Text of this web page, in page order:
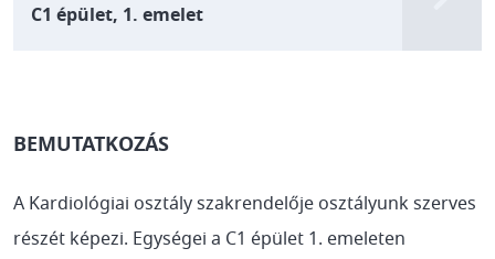
C1 épület, 1. emelet
BEMUTATKOZÁS
A Kardiológiai osztály szakrendelője osztályunk szerves
részét képezi. Egységei a C1 épület 1. emeleten